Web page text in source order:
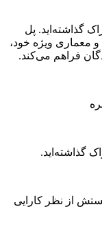
گذاشته‌اید. پل
معماری ویژه خود،
فراهم می‌کند.
گذاشته‌اید.
از نظر کارایی